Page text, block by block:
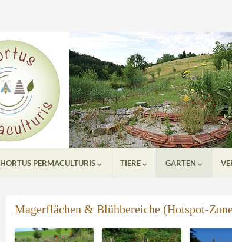
HORTUS PERMACULTURIS TIERE GARTEN
Magerflächen & Blühbereiche (Hotspot-